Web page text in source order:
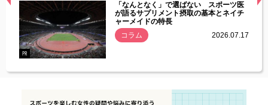
常
PR
「なんとなく」で選ばない スポーツ医
が語るサプリメント摂取の基本とネイチ
ャーメイドの特長
コラム
2026.07.17